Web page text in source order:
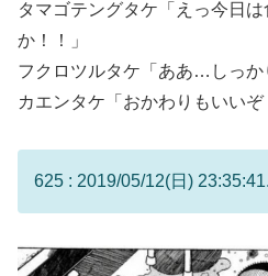
タマゴテングタケ「えっ今日
か！！」
フクロツルタケ「ああ…しっか
カエンタケ「おかわりもいいぞ
625 : 2019/05/12(日)